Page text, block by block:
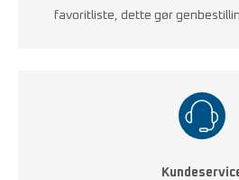
favoritliste, dette gør